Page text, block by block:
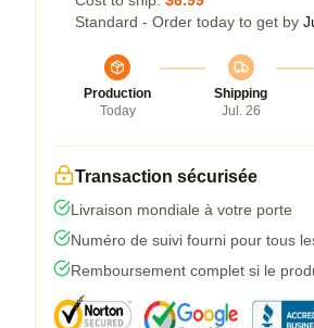
Standard - Order today to get by
Production
Today
Shipping
Jul. 26
Transaction sécurisée
Livraison mondiale à votre porte
Numéro de suivi fourni pour tous
Remboursement complet si le